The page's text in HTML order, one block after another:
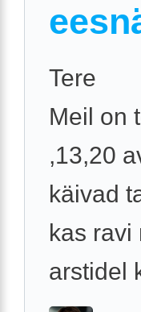
Tere
Meil on
,13,20
käivad
kas
arstidel